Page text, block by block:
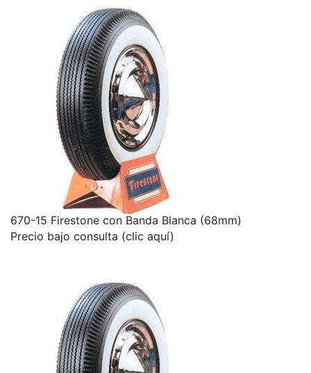
670-15 Firestone con Banda Blanca (68mm)
Precio bajo consulta (clic aquí)